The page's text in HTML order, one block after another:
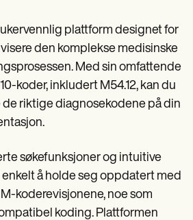
plattform designet for
den komplekse medisinske
Med sin omfattende
koder, inkludert M54.12, kan du
de riktige diagnosekodene på din
søkefunksjoner og intuitive
å holde seg oppdatert med
koderevisjonene, noe som
koding. Plattformen